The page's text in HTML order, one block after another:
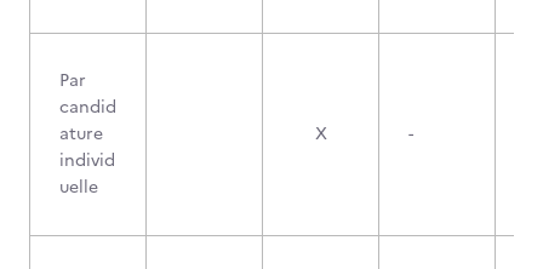
Par
candid
ature
individ
uelle
X -